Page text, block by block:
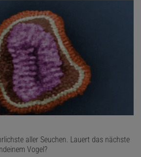
aller Seuchen. Lauert das nächste
Vogel?